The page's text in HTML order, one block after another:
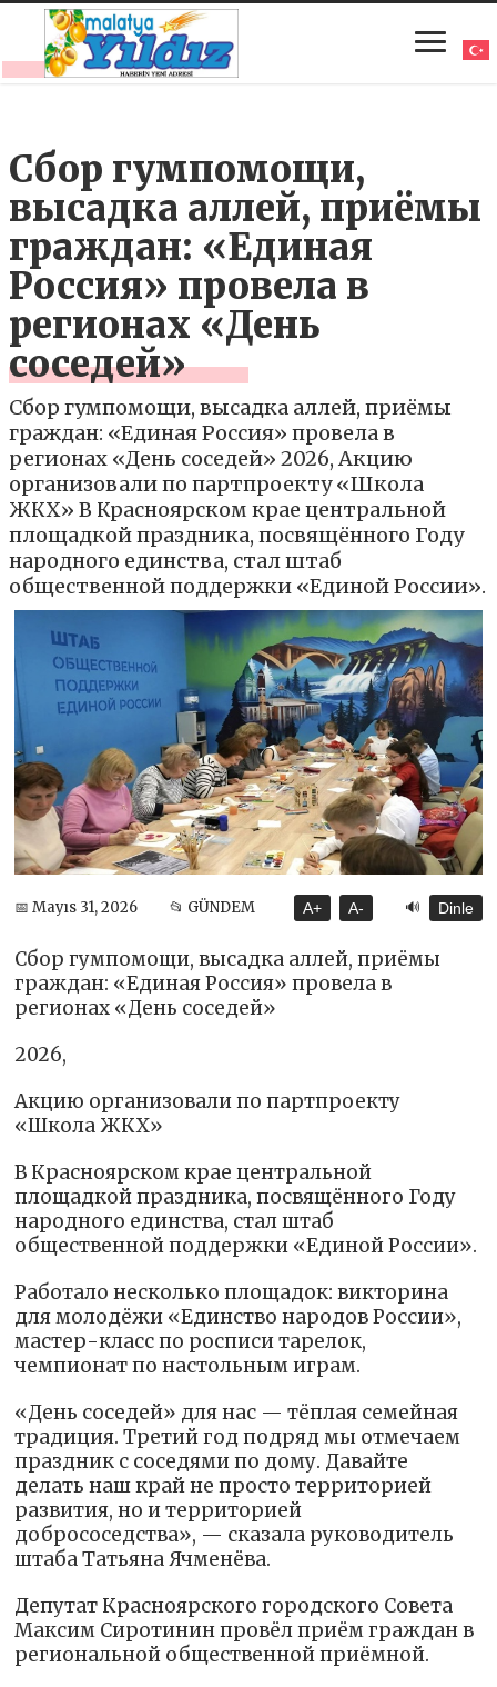
Сбор гумпомощи,
высадка аллей, приёмы
граждан: «Единая
Россия» провела в
регионах «День
соседей»
Сбор гумпомощи, высадка аллей, приёмы
граждан: «Единая Россия» провела в
регионах «День соседей» 2026, Акцию
организовали по партпроекту «Школа
ЖКХ» В Красноярском крае центральной
площадкой праздника, посвящённого Году
народного единства, стал штаб
общественной поддержки «Единой России».
📅 Mayıs 31, 2026 📂 GÜNDEM A+ A- 🔊 Dinle
Сбор гумпомощи, высадка аллей, приёмы
граждан: «Единая Россия» провела в
регионах «День соседей»
2026,
Акцию организовали по партпроекту
«Школа ЖКХ»
В Красноярском крае центральной
площадкой праздника, посвящённого Году
народного единства, стал штаб
общественной поддержки «Единой России».
Работало несколько площадок: викторина
для молодёжи «Единство народов России»,
мастер-класс по росписи тарелок,
чемпионат по настольным играм.
«День соседей» для нас — тёплая семейная
традиция. Третий год подряд мы отмечаем
праздник с соседями по дому. Давайте
делать наш край не просто территорией
развития, но и территорией
добрососедства», — сказала руководитель
штаба Татьяна Ячменёва.
Депутат Красноярского городского Совета
Максим Сиротинин провёл приём граждан в
региональной общественной приёмной.